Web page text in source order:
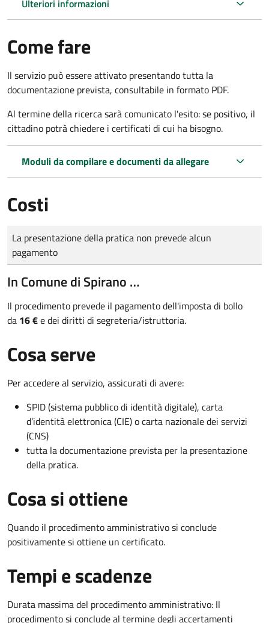
Ulteriori informazioni
Come fare
Il servizio può essere attivato presentando tutta la
documentazione prevista, consultabile in formato PDF.
Al termine della ricerca sarà comunicato l'esito: se positivo, il
cittadino potrà chiedere i certificati di cui ha bisogno.
Moduli da compilare e documenti da allegare
Costi
Tipo di pagamento
Importo
La presentazione della pratica non prevede alcun
pagamento
In Comune di Spirano …
Il procedimento prevede il pagamento dell'imposta di bollo
da 16 €e dei diritti di segreteria/istruttoria.
Cosa serve
Per accedere al servizio, assicurati di avere:
SPID (sistema pubblico di identità digitale), carta
d’identità elettronica (CIE) o carta nazionale dei servizi
(CNS)
tutta la documentazione prevista per la presentazione
della pratica.
Cosa si ottiene
Quando il procedimento amministrativo si conclude
positivamente si ottiene un certificato.
Tempi e scadenze
Durata massima del procedimento amministrativo: Il
procedimento si conclude al termine degli accertamenti